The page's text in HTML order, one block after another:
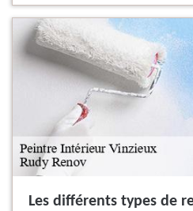
Les différents types de